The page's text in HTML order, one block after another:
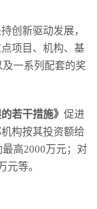
创新驱动发展，
项目、机构、基
一系列配套的奖
若干措施》 促进
构按其投资额给
高2000万元；对
元等。